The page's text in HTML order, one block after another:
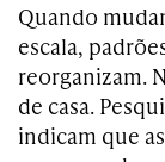
Quando
escala,
reorganizam.
de casa.
indicam que